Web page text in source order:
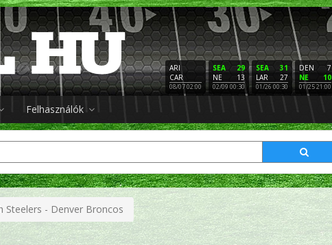
ARI
CAR
08/07 02:00
29
SEA
13
NE
02/09 00:30
31
SEA
27
LAR
01/26 00:30
7
DEN
10
NE
01/25 21:00
Felhasználók
Steelers - Denver Broncos